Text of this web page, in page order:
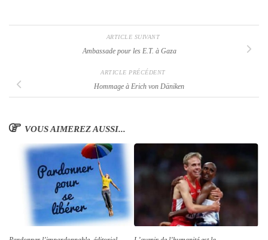
ARTICLE SUIVANT
Ambassade pour les E.T. à Gaza
ARTICLE PRÉCÉDENT
Hommage à Erich von Däniken
VOUS AIMEREZ AUSSI...